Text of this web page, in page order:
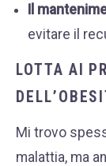
Il
evitare il
LOTTA AI
Mi trovo
malattia, ma